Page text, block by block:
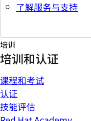
了解服务与支持
培训
培训和认证
课程和考试
认证
技能评估